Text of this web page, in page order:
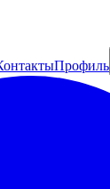
Профиль